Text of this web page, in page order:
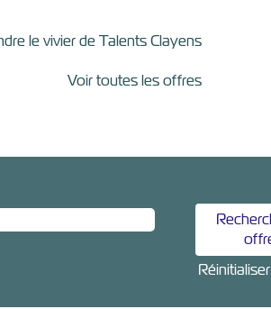
le vivier de Talents Clayens
Voir toutes les offres
Réinitialiser